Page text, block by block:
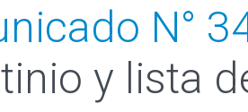
N°
y lista